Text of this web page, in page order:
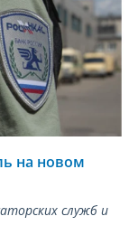
на новом
служб и